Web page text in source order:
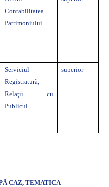
Contabilitatea
Patrimoniului
Serviciul
Registratură,
Relaţii cu
Publicul
superior
CAZ, TEMATICA